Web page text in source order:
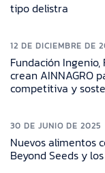
tipo delistra
12 DE DICIEMBRE DE
Fundación
crean AINNAGRO
competitiva y
30 DE JUNIO DE 2025
Nuevos alimentos
Beyond Seeds y